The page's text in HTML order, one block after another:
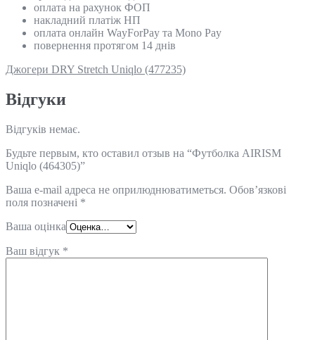
оплата на рахунок ФОП
накладний платіж НП
оплата онлайн WayForPay та Mono Pay
повернення протягом 14 днів
Джогери DRY Stretch Uniqlo (477235)
Відгуки
Відгуків немає.
Будьте первым, кто оставил отзыв на “Футболка AIRISM
Uniqlo (464305)”
Ваша e-mail адреса не оприлюднюватиметься. Обов’язкові
поля позначені *
Ваша оцінка
Ваш відгук *